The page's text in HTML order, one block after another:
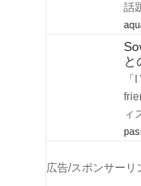
話
と
ィ
広告/スポンサーリ